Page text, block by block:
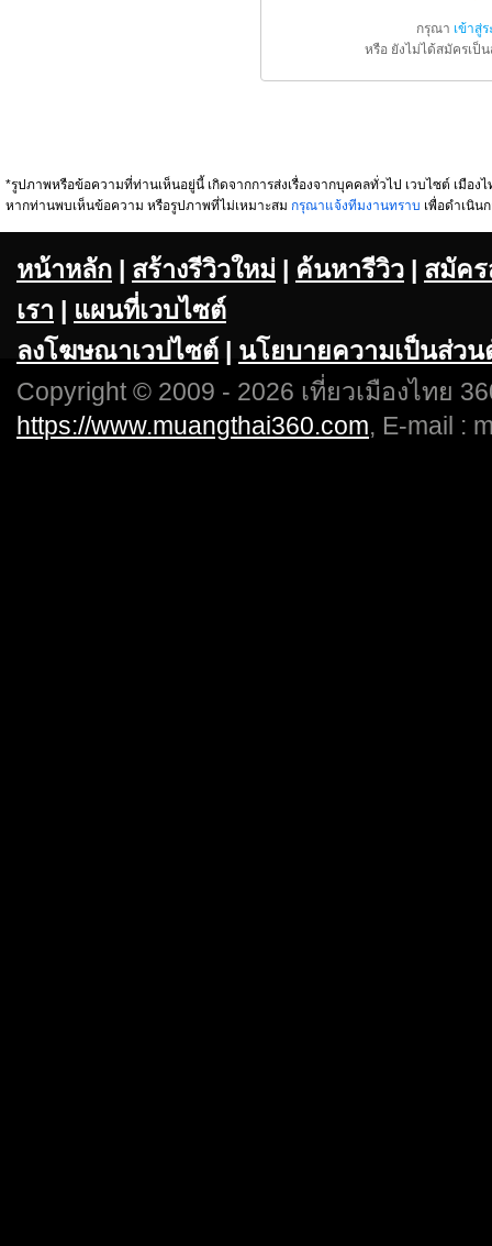
กรุณา เข้าสู่
หรือ ยังไม่ได้สมัครเป็
*รูปภาพหรือข้อความที่ท่านเห็นอยู่นี้ เกิดจากการส่งเรื่องจากบุคคลทั่วไป เวบไซต์ เมือ
หากท่านพบเห็นข้อความ หรือรูปภาพที่ไม่เหมาะสม กรุณาแจ้งทีมงานทราบ เพื่อดำเนิน
หน้าหลัก | สร้างรีวิวใหม่ | ค้นหารีวิว | สมัค
เรา | แผนที่เวบไซต์
ลงโฆษณาเวปไซต์ | นโยบายความเป็นส่วน
Copyright © 2009 - 2026 เที่ยวเมืองไทย
https://www.muangthai360.com, E-mail :